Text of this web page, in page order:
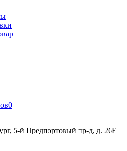
0
5-й Предпортовый пр-д, д. 26Е